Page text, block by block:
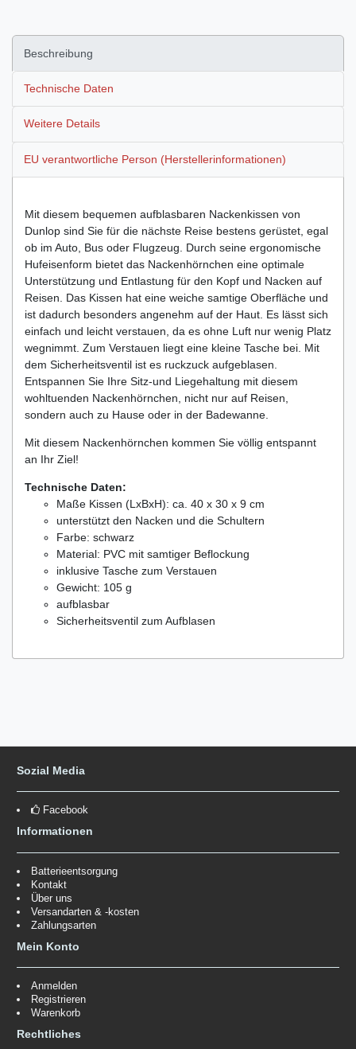
Beschreibung
Technische Daten
Weitere Details
EU verantwortliche Person (Herstellerinformationen)
Mit diesem bequemen aufblasbaren Nackenkissen von
Dunlop sind Sie für die nächste Reise bestens gerüstet, egal
ob im Auto, Bus oder Flugzeug. Durch seine ergonomische
Hufeisenform bietet das Nackenhörnchen eine optimale
Unterstützung und Entlastung für den Kopf und Nacken auf
Reisen. Das Kissen hat eine weiche samtige Oberfläche und
ist dadurch besonders angenehm auf der Haut. Es lässt sich
einfach und leicht verstauen, da es ohne Luft nur wenig Platz
wegnimmt. Zum Verstauen liegt eine kleine Tasche bei. Mit
dem Sicherheitsventil ist es ruckzuck aufgeblasen.
Entspannen Sie Ihre Sitz-und Liegehaltung mit diesem
wohltuenden Nackenhörnchen, nicht nur auf Reisen,
sondern auch zu Hause oder in der Badewanne.
Mit diesem Nackenhörnchen kommen Sie völlig entspannt
an Ihr Ziel!
Technische Daten:
Maße Kissen (LxBxH): ca. 40 x 30 x 9 cm
unterstützt den Nacken und die Schultern
Farbe: schwarz
Material: PVC mit samtiger Beflockung
inklusive Tasche zum Verstauen
Gewicht: 105 g
aufblasbar
Sicherheitsventil zum Aufblasen
Sozial Media
Facebook
Informationen
Batterieentsorgung
Kontakt
Über uns
Versandarten & -kosten
Zahlungsarten
Mein Konto
Anmelden
Registrieren
Warenkorb
Rechtliches